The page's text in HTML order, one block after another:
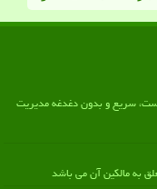
سریع و بدون دغدغه مدیریت